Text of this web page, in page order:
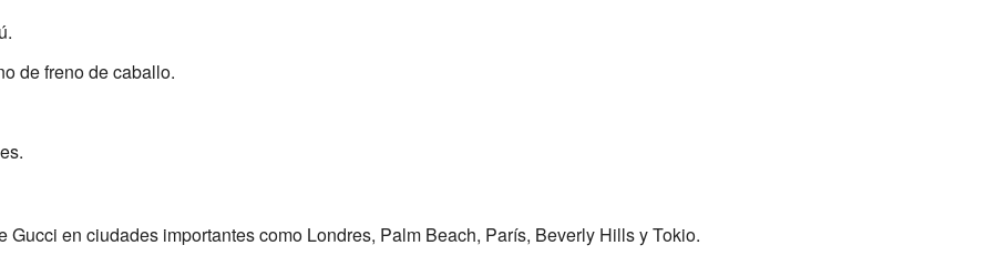
de freno de caballo.
Gucci en ciudades importantes como Londres, Palm Beach, París, Beverly Hills y Tokio.